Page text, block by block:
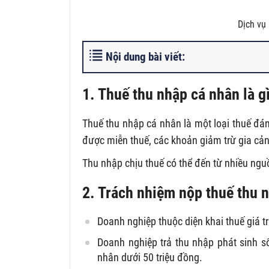
Dịch
Nội dung bài viết:
1. Thuế thu nhập cá nhân là
Thuế thu nhập cá nhân là một loại thuế
được miễn thuế, các khoản giảm trừ gia
Thu nhập chịu thuế có thể đến từ nhiều
2. Trách nhiệm nộp thuế thu
Doanh nghiệp thuộc diện khai thuế giá
Doanh nghiệp trả thu nhập phát sinh
nhân dưới 50 triệu đồng.